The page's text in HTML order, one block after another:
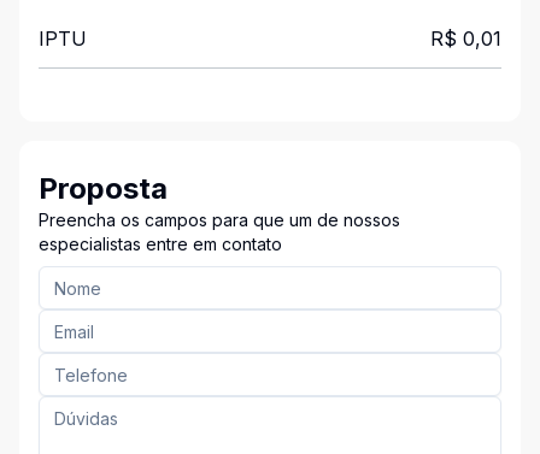
IPTU R$ 0,01
Proposta
Preencha os campos para que um de nossos
especialistas entre em contato